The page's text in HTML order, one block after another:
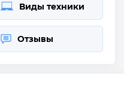
Виды техники
Отзывы